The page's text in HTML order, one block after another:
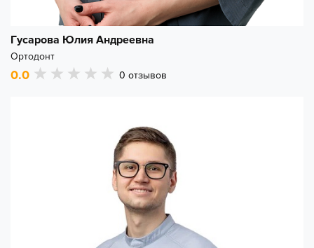
Гусарова Юлия Андреевна
Ортодонт
0.0 0 отзывов